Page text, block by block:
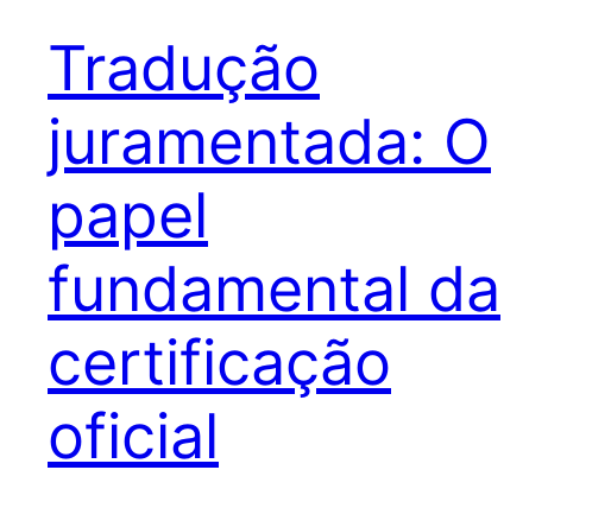
Tradução
juramentada: O
papel
fundamental da
certificação
oficial